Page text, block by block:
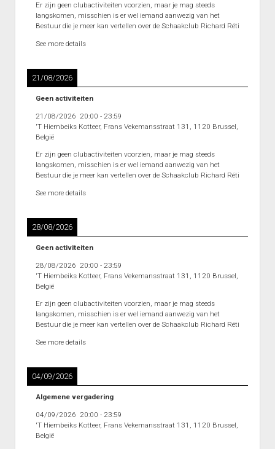
Er zijn geen clubactiviteiten voorzien, maar je mag steeds
langskomen, misschien is er wel iemand aanwezig van het
Bestuur die je meer kan vertellen over de Schaakclub Richard Réti
See more details
21/08/2026
Geen activiteiten
21/08/2026 20:00 - 23:59
'T Hiembeiks Kotteer, Frans Vekemansstraat 131, 1120 Brussel,
België
Er zijn geen clubactiviteiten voorzien, maar je mag steeds
langskomen, misschien is er wel iemand aanwezig van het
Bestuur die je meer kan vertellen over de Schaakclub Richard Réti
See more details
28/08/2026
Geen activiteiten
28/08/2026 20:00 - 23:59
'T Hiembeiks Kotteer, Frans Vekemansstraat 131, 1120 Brussel,
België
Er zijn geen clubactiviteiten voorzien, maar je mag steeds
langskomen, misschien is er wel iemand aanwezig van het
Bestuur die je meer kan vertellen over de Schaakclub Richard Réti
See more details
04/09/2026
Algemene vergadering
04/09/2026 20:00 - 23:59
'T Hiembeiks Kotteer, Frans Vekemansstraat 131, 1120 Brussel,
België